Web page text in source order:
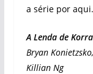
a série por aqui.
A Lenda de
Bryan
Killian Ng